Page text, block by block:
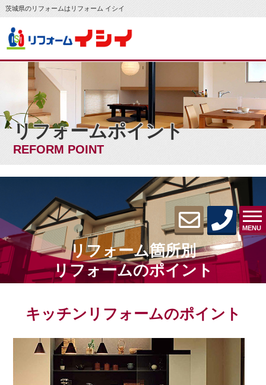
茨城県のリフォームはリフォーム イシイ
MENU
リフォームポイント
REFORM POINT
リフォーム箇所別
リフォームのポイント
キッチンリフォームのポイント